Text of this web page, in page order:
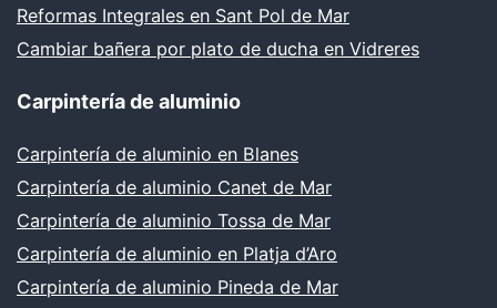
Reformas Integrales en Sant Pol de Mar
Cambiar bañera por plato de ducha en Vidreres
Carpintería de aluminio
Carpintería de aluminio en Blanes
Carpintería de aluminio Canet de Mar
Carpintería de aluminio Tossa de Mar
Carpintería de aluminio en Platja d’Aro
Carpintería de aluminio Pineda de Mar